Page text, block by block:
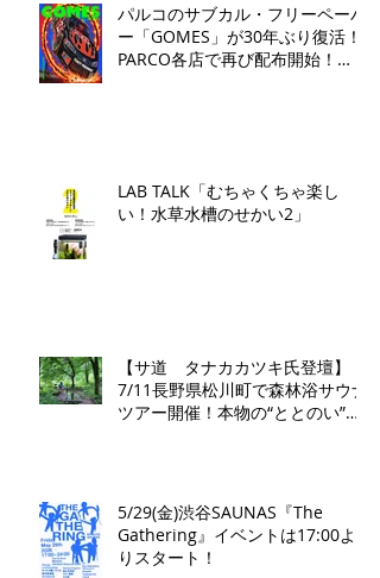
パルコのサブカル・フリーペーパ
ー「GOMES」が30年ぶり復活！
PARCO各店で再び配布開始！​
LAB TALK「むちゃくちゃ楽し
い！水草水槽のせかい2」
【サ道 タナカカツキ氏登壇】
7/11長野県松川町で森林浴サウナ
ツアー開催！本物の“ととのい”を
5/29(金)渋谷SAUNAS『The
Gathering』イベントは17:00よ
りスタート！